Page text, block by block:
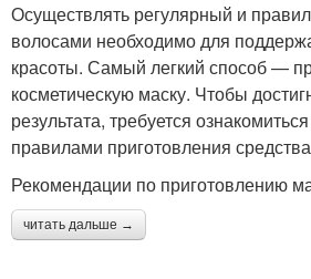
Осуществлять регулярный и
волосами необходимо для
красоты. Самый легкий способ —
косметическую маску. Чтобы
результата, требуется
правилами приготовления
Рекомендации по приготовлению
читать дальше →